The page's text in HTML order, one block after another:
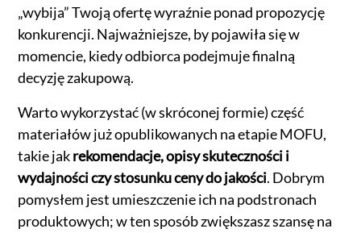
„wybija” Twoją ofertę wyraźnie ponad propozycję
konkurencji. Najważniejsze, by pojawiła się w
momencie, kiedy odbiorca podejmuje finalną
decyzję zakupową.
Warto wykorzystać (w skróconej formie) część
materiałów już opublikowanych na etapie MOFU,
takie jakrekomendacje, opisy skuteczności i
wydajności czy stosunku ceny do jakości. Dobrym
pomysłem jest umieszczenie ich na podstronach
produktowych; w ten sposób zwiększasz szansę na